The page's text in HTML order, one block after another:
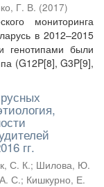
Г. В. (2017)
мониторинга
в 2012–2015
генотипами были
(G12P[8], G3P[9],
гг.
С. К.; Шилова, Ю.
С.; Кишкурно, Е.